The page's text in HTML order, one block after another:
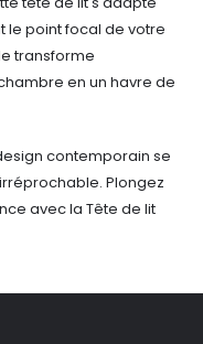
le point focal de votre
transforme
en un havre de
contemporain se
Plongez
avec la Tête de lit